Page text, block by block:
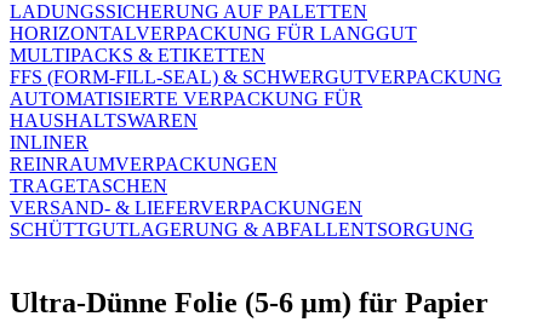
LADUNGSSICHERUNG AUF PALETTEN
HORIZONTALVERPACKUNG FÜR LANGGUT
MULTIPACKS & ETIKETTEN
FFS (FORM-FILL-SEAL) & SCHWERGUTVERPACKUNG
AUTOMATISIERTE VERPACKUNG FÜR
HAUSHALTSWAREN
INLINER
REINRAUMVERPACKUNGEN
TRAGETASCHEN
VERSAND- & LIEFERVERPACKUNGEN
SCHÜTTGUTLAGERUNG & ABFALLENTSORGUNG
Ultra-Dünne Folie (5-6 µm) für Papier